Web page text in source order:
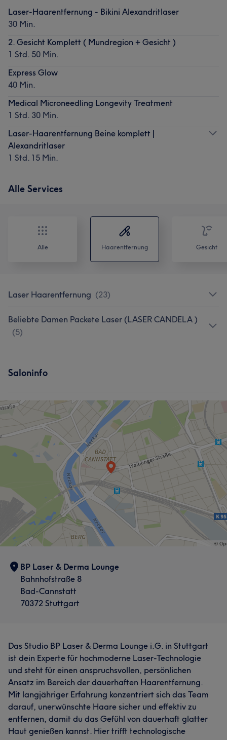
Laser-Haarentfernung - Bikini Alexandritlaser
30 Min.
2. Gesicht Komplett ( Mundregion + Gesicht )
1 Std. 50 Min.
Express Glow
40 Min.
Medical Microneedling Longevity Treatment
1 Std. 30 Min.
Laser-Haarentfernung Beine komplett |
Alexandritlaser
1 Std. 15 Min.
Alle Services
Alle Haarentfernung Gesicht
Laser Haarentfernung (23)
Beliebte Damen Packete Laser (LASER CANDELA )
(5)
Saloninfo
BP Laser & Derma Lounge
Bahnhofstraße 8
Bad-Cannstatt
70372 Stuttgart
Das Studio BP Laser & Derma Lounge i.G. in Stuttgart
ist dein Experte für hochmoderne Laser-Technologie
und steht für einen anspruchsvollen, persönlichen
Ansatz im Bereich der dauerhaften Haarentfernung.
Mit langjähriger Erfahrung konzentriert sich das Team
darauf, unerwünschte Haare sicher und effektiv zu
entfernen, damit du das Gefühl von dauerhaft glatter
Haut genießen kannst. Hier trifft technologische